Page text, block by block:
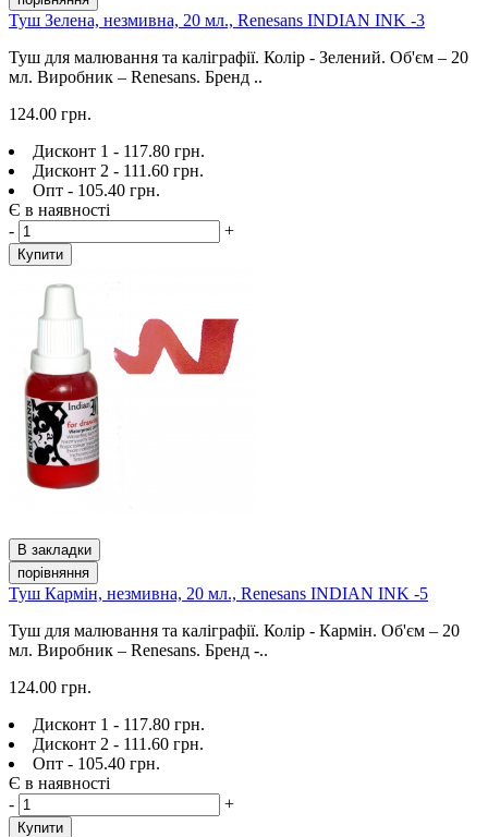
Туш Зелена, незмивна, 20 мл., Renesans INDIAN INK -3
Туш для малювання та каліграфії. Колір - Зелений. Об'єм – 20
мл. Виробник – Renesans. Бренд ..
124.00 грн.
Дисконт 1 - 117.80 грн.
Дисконт 2 - 111.60 грн.
Опт - 105.40 грн.
Є в наявності
-
+
Купити
В закладки
порівняння
Туш Кармін, незмивна, 20 мл., Renesans INDIAN INK -5
Туш для малювання та каліграфії. Колір - Кармін. Об'єм – 20
мл. Виробник – Renesans. Бренд -..
124.00 грн.
Дисконт 1 - 117.80 грн.
Дисконт 2 - 111.60 грн.
Опт - 105.40 грн.
Є в наявності
-
+
Купити